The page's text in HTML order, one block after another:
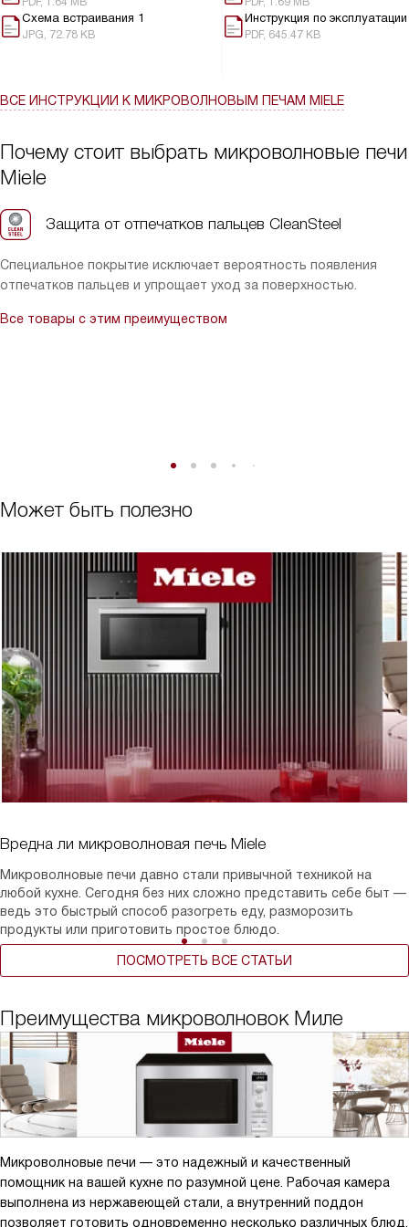
теперь не боюсь, что дети нажмут кнопки. Подсветка внутри
позволяет быстро проверить готовность, а решётка и
Схема встраивания 1
JPG, 72.78 KB
Инструкция по
PDF, 645.47 KB
ВСЕ ИНСТРУКЦИИ К МИКРОВОЛНОВЫМ ПЕЧАМ MIELE
Почему стоит выбрать микроволновые печи
Miele
Защита от отпечатков пальцев CleanSteel
Специальное покрытие исключает вероятность появления
отпечатков пальцев и упрощает уход за поверхностью.
Все товары с этим преимуществом
Может быть полезно
Вредна ли микроволновая печь Miele
Микроволновые печи давно стали привычной техникой на
любой кухне. Сегодня без них сложно представить себе быт —
ведь это быстрый способ разогреть еду, разморозить
продукты или приготовить простое блюдо.
ПОСМОТРЕТЬ ВСЕ СТАТЬИ
Преимущества микроволновок Миле
Микроволновые печи — это надежный и качественный
помощник на вашей кухне по разумной цене. Рабочая камера
выполнена из нержавеющей стали, а внутренний поддон
позволяет готовить одновременно несколько различных блюд.